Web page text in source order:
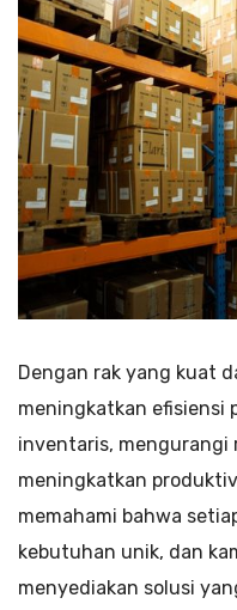
Dengan rak yang kuat
meningkatkan efisiensi
inventaris, mengurangi
meningkatkan
memahami bahwa
kebutuhan unik, dan
menyediakan solusi